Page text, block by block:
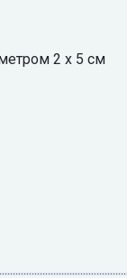
2 х 5 см